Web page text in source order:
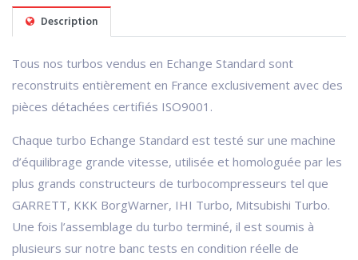
Description
Tous nos turbos vendus en Echange Standard sont
reconstruits entièrement en France exclusivement avec des
pièces détachées certifiés ISO9001.
Chaque turbo Echange Standard est testé sur une machine
d’équilibrage grande vitesse, utilisée et homologuée par les
plus grands constructeurs de turbocompresseurs tel que
GARRETT, KKK BorgWarner, IHI Turbo, Mitsubishi Turbo.
Une fois l’assemblage du turbo terminé, il est soumis à
plusieurs sur notre banc tests en condition réelle de